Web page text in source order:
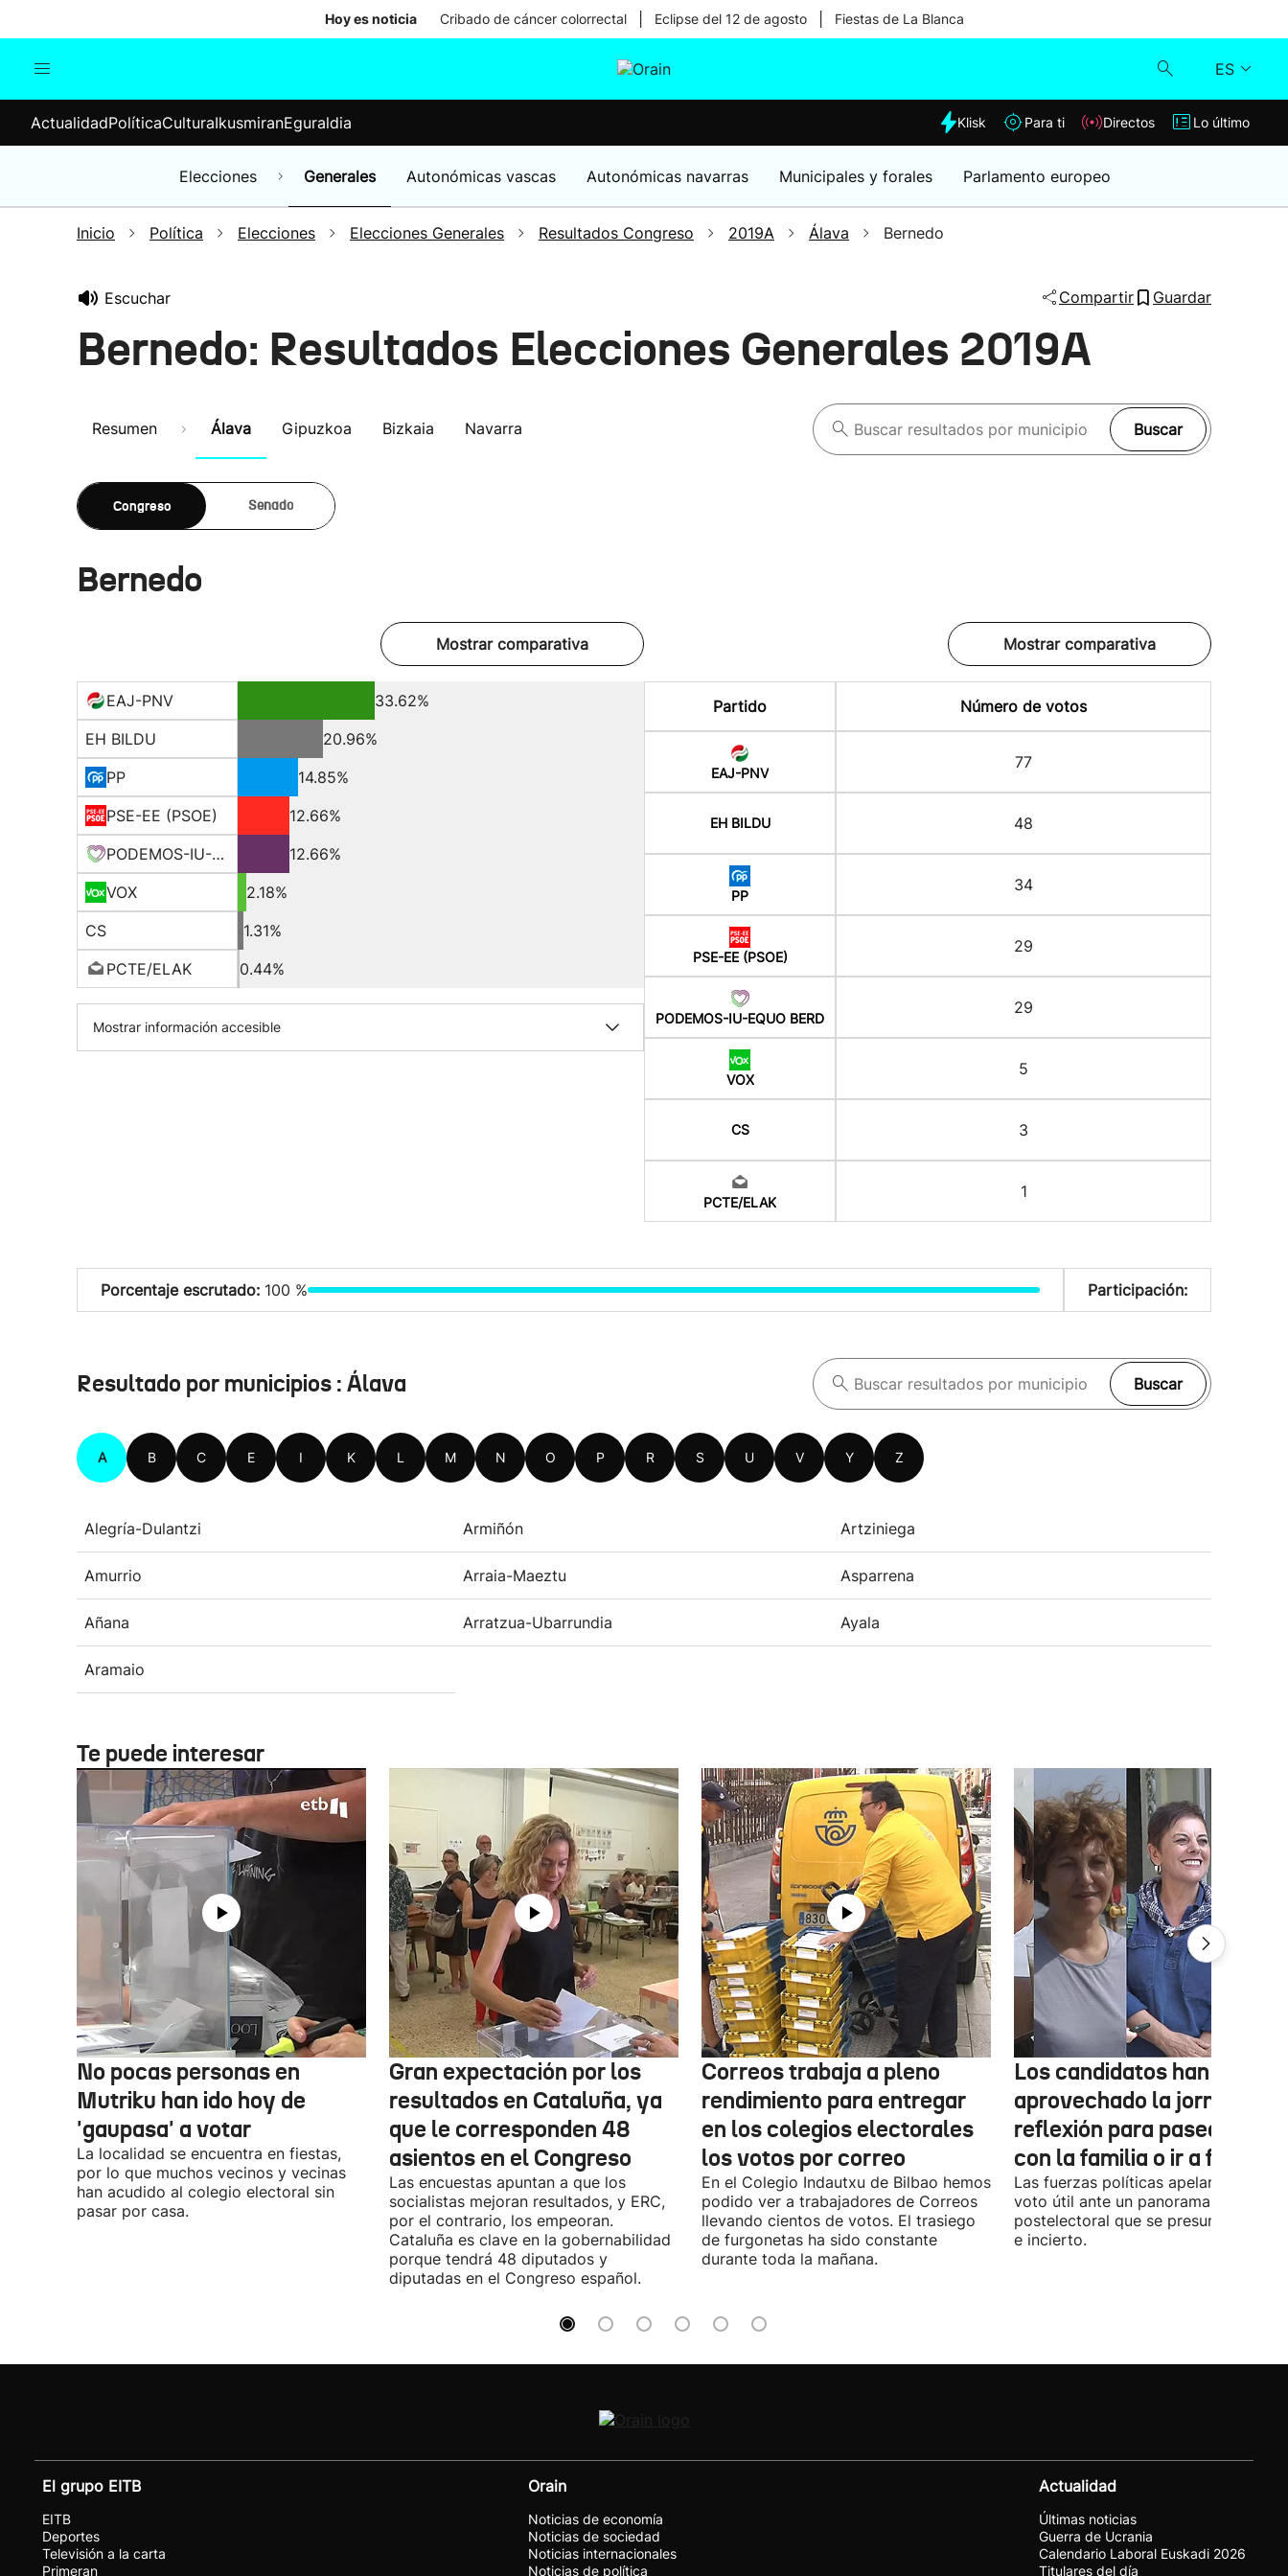
Hoy es noticia Cribado de cáncer colorrectal Eclipse del 12 de agosto Fiestas de La Blanca
ES
Elecciones
Klisk
Lo último
ActualidadPolíticaCulturaIkusmiranEguraldia Klisk Para ti Directos Lo último
Elecciones Generales Autonómicas vascas Autonómicas navarras Municipales y forales Parlamento europeo
Inicio Política Elecciones Elecciones Generales Resultados Congreso 2019A Álava Bernedo
Escuchar Compartir Guardar
Bernedo: Resultados Elecciones Generales 2019A
Resumen Álava Gipuzkoa Bizkaia Navarra Buscar
Congreso Senado
Bernedo
Mostrar comparativa
EAJ-PNV
33.62%
EH BILDU
20.96%
PP
14.85%
PSE-EE (PSOE)
12.66%
PODEMOS-IU-EQUO BERD
12.66%
VOX
2.18%
CS
1.31%
PCTE/ELAK
0.44%
Mostrar información accesible
Mostrar comparativa
Partido Número de votos
EAJ-PNV
77
EH BILDU 48
PP
34
PSE-EE (PSOE)
29
PODEMOS-IU-EQUO BERD
29
VOX
5
CS 3
PCTE/ELAK
1
Porcentaje escrutado: 100 % Participación:
Resultado por municipios : Álava Buscar
A B C E I K L M N O P R S U V Y Z
Alegría-Dulantzi Armiñón Artziniega
Amurrio Arraia-Maeztu Asparrena
Añana Arratzua-Ubarrundia Ayala
Aramaio
Te puede interesar
No pocas personas en
Mutriku han ido hoy de
'gaupasa' a votar
La localidad se encuentra en fiestas,
por lo que muchos vecinos y vecinas
han acudido al colegio electoral sin
pasar por casa.
Gran expectación por los
resultados en Cataluña, ya
que le corresponden 48
asientos en el Congreso
Las encuestas apuntan a que los
socialistas mejoran resultados, y ERC,
por el contrario, los empeoran.
Cataluña es clave en la gobernabilidad
porque tendrá 48 diputados y
diputadas en el Congreso español.
Correos trabaja a pleno
rendimiento para entregar
en los colegios electorales
los votos por correo
En el Colegio Indautxu de Bilbao hemos
podido ver a trabajadores de Correos
llevando cientos de votos. El trasiego
de furgonetas ha sido constante
durante toda la mañana.
Los candidatos han
aprovechado la jornada de
reflexión para pasear,
con la familia o ir a fiestas
Las fuerzas políticas apelaron ayer al
voto útil ante un panorama
postelectoral que se presume
e incierto.
El grupo EITB
EITB
Deportes
Televisión a la carta
Primeran
Orain
Noticias de economía
Noticias de sociedad
Noticias internacionales
Noticias de política
Actualidad
Últimas noticias
Guerra de Ucrania
Calendario Laboral Euskadi 2026
Titulares del día